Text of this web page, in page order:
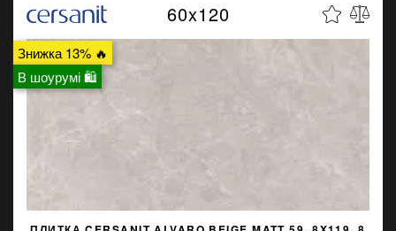
Знижка 13% 🔥
В шоурумі 🛍
60x120